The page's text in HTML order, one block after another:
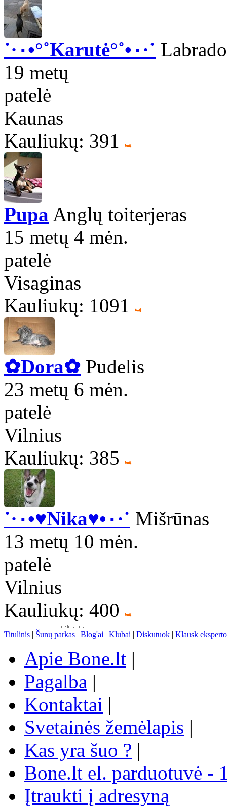
˙·٠•°˚Karutė°˚•٠·˙
19 metų
patelė
Kaunas
Kauliukų: 391
Pupa Anglų toiterjeras
15 metų 4 mėn.
patelė
Visaginas
Kauliukų: 1091
✿Dora✿ Pudelis
23 metų 6 mėn.
patelė
Vilnius
Kauliukų: 385
˙·٠•♥Nika♥•٠·˙ Mišrūnas
13 metų 10 mėn.
patelė
Vilnius
Kauliukų: 400
Titulinis | Šunų parkas | Blog'ai | Klubai | Diskutuok | Klausk eksperto
Apie Bone.lt |
Pagalba |
Kontaktai |
Svetainės žemėlapis |
Kas yra šuo ? |
Bone.lt el. parduotuvė -
Įtraukti į adresyną